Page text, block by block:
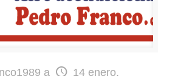
a
14 enero,